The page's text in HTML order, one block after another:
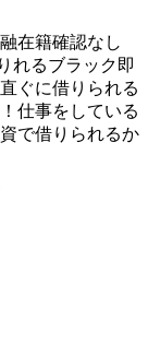
在籍確認なし
れるブラック即
ぐに借りられる
仕事をしている
で借りられるか